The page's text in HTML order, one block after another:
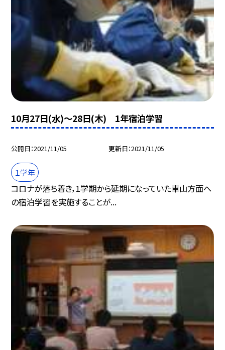
10月27日(水)〜28日(木) 1年宿泊学習
公開日 2021/11/05 更新日 2021/11/05
１学年
コロナが落ち着き，1学期から延期になっていた車山方面へ
の宿泊学習を実施することが...